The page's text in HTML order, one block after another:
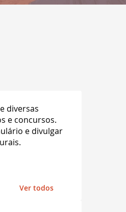
diversas
e concursos.
e divulgar
Ver todos